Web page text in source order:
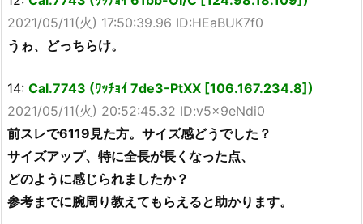
2021/05/11(火) 17:50:39.96 ID:HEaBUK7f0
うゎ、どっちらけ。
14: Cal.7743 (ﾜｯﾁｮｲ 7de3-PtXX [106.167.234.8])
2021/05/11(火) 20:52:45.32 ID:v5x9eNdi0
前スレで6119見た方。サイズ感どうでした？
サイズアップ、特に全長が長くなった点、
どのように感じられましたか？
参考までに腕周り教えてもらえると助かります。